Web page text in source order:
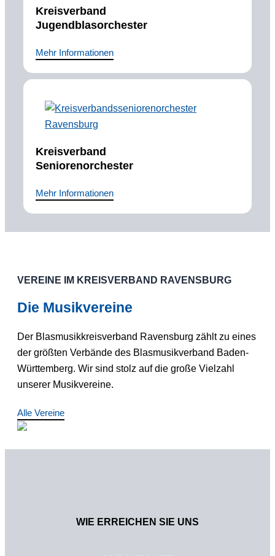
Kreisverband
Jugendblasorchester
Mehr Informationen
Kreisverband
Seniorenorchester
Mehr Informationen
VEREINE IM KREISVERBAND RAVENSBURG
Die Musikvereine
Der Blasmusikkreisverband Ravensburg zählt zu eines
der größten Verbände des Blasmusikverband Baden-
Württemberg. Wir sind stolz auf die große Vielzahl
unserer Musikvereine.
Alle Vereine
WIE ERREICHEN SIE UNS